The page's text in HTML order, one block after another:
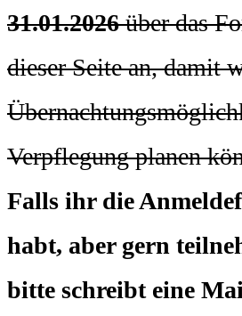
31.01.2026über das
dieser Seite an, damit
Verpflegung planen
Falls ihr die
habt, aber gern
bitte schreibt eine